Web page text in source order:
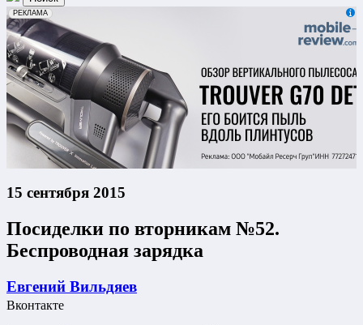
erid: 2VfnxxmNzs5
РЕКЛАМА
15 сентября 2015
Посиделки по вторникам №52.
Беспроводная зарядка
Евгений Вильдяев
Вконтакте